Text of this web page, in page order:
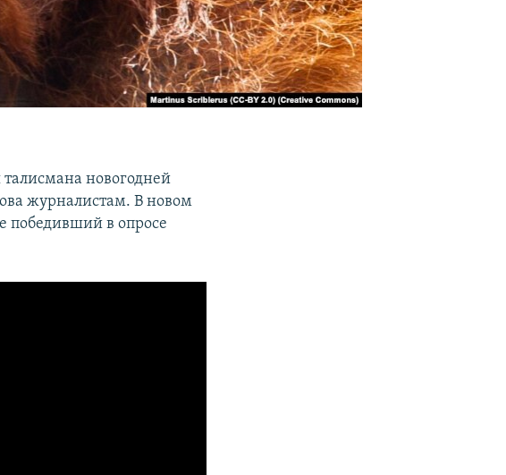
новогодней
журналистам. В новом
победивший в опросе